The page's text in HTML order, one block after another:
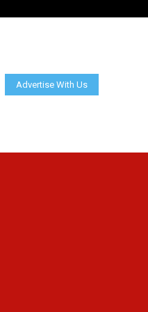
Advertise With Us